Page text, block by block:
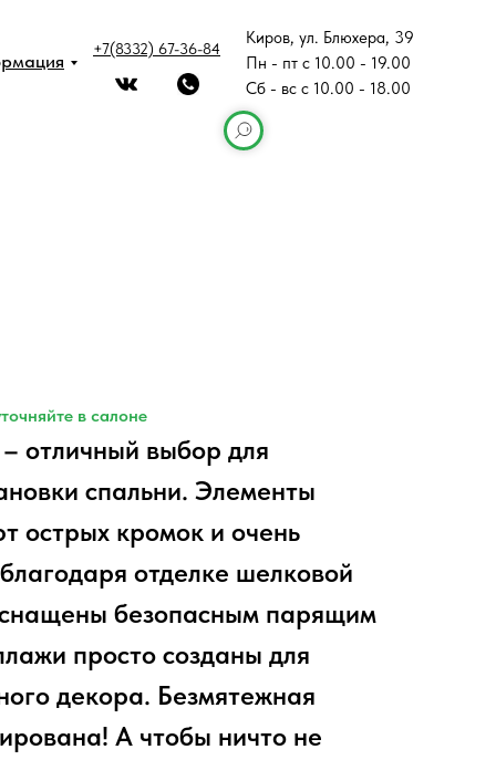
+7(8332) 67-36-84
Киров, ул. Блюхера, 39
Пн - пт с 10.00 - 19.00
Сб - вс с 10.00 - 18.00
в салоне
отличный выбор для
спальни. Элементы
острых кромок и очень
отделке шелковой
безопасным парящим
просто созданы для
декора. Безмятежная
А чтобы ничто не